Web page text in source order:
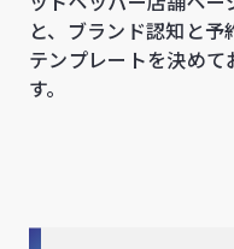
と、ブランド認知と
テンプレートを決め
す。